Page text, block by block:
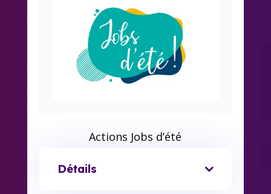
Actions Jobs d’été
Détails